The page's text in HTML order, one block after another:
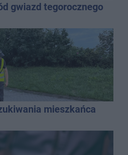
gwiazd tegorocznego
mieszkańca